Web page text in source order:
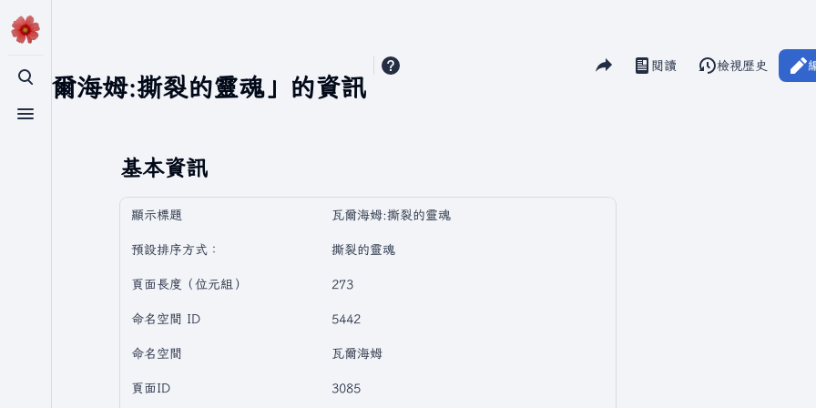
切換搜尋
切換選單
「瓦爾海姆:撕裂的靈魂」的資訊
分享此頁面
視圖閱讀 檢視歷史
基本資訊
顯示標題 瓦爾海姆:撕裂的靈魂
預設排序方式： 撕裂的靈魂
頁面長度（位元組） 273
命名空間 ID 5442
命名空間 瓦爾海姆
頁面ID 3085